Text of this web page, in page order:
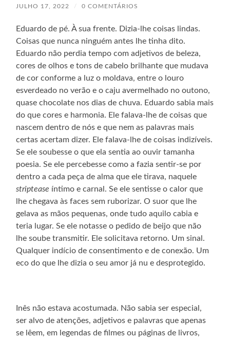
JULHO 17, 2022 / 0 COMENTÁRIOS
Eduardo de pé. À sua frente. Dizia-lhe coisas lindas.
Coisas que nunca ninguém antes lhe tinha dito.
Eduardo não perdia tempo com adjetivos de beleza,
cores de olhos e tons de cabelo brilhante que mudava
de cor conforme a luz o moldava, entre o louro
esverdeado no verão e o caju avermelhado no outono,
quase chocolate nos dias de chuva. Eduardo sabia mais
do que cores e harmonia. Ele falava-lhe de coisas que
nascem dentro de nós e que nem as palavras mais
certas acertam dizer. Ele falava-lhe de coisas indizíveis.
Se ele soubesse o que ela sentia ao ouvir tamanha
poesia. Se ele percebesse como a fazia sentir-se por
dentro a cada peça de alma que ele tirava, naquele
striptease íntimo e carnal. Se ele sentisse o calor que
lhe chegava às faces sem ruborizar. O suor que lhe
gelava as mãos pequenas, onde tudo aquilo cabia e
teria lugar. Se ele notasse o pedido de beijo que não
lhe soube transmitir. Ele solicitava retorno. Um sinal.
Qualquer indício de consentimento e de conexão. Um
eco do que lhe dizia o seu amor já nu e desprotegido.
Inês não estava acostumada. Não sabia ser especial,
ser alvo de atenções, adjetivos e palavras que apenas
se lêem, em legendas de filmes ou páginas de livros,